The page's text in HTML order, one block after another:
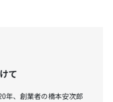
て
年、創業者の橋本安次郎